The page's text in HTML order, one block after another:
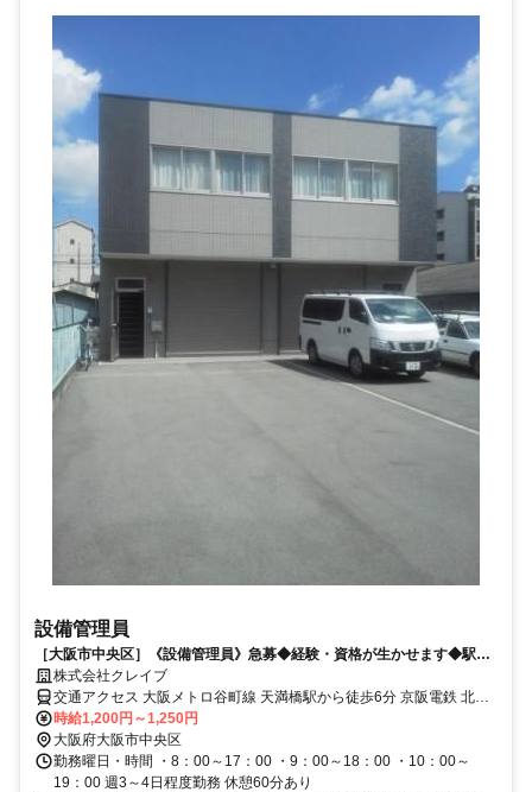
設備管理員
［大阪市中央区］《設備管理員》急募◆経験・資格が生かせます◆駅近
通勤便利◆
株式会社クレイブ
交通アクセス 大阪メトロ谷町線 天満橋駅から徒歩6分 京阪電鉄 北浜
駅から徒歩7分
時給1,200円～1,250円
大阪府大阪市中央区
勤務曜日・時間 ・8：00～17：00 ・9：00～18：00 ・10：00～
19：00 週3～4日程度勤務 休憩60分あり